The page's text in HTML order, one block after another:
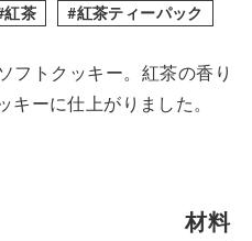
紅茶 紅茶ティーパック
フトクッキー。紅茶の香り
ーに仕上がりました。
材料